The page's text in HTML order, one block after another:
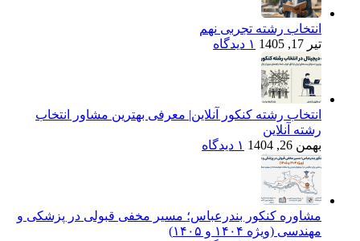
انتخاب رشته تجربی نهم
تیر 17, 1405
۱ دیدگاه
انتخاب رشته کنکور آنلاین| معرفی بهترین مشاور انتخاب
رشته آنلاین
بهمن 26, 1404
۱ دیدگاه
مشاوره کنکور بندرعباس؛ مسیر مخفی قبولی در پزشکی و
مهندسی (ویژه ۱۴۰۴ و ۱۴۰۵)